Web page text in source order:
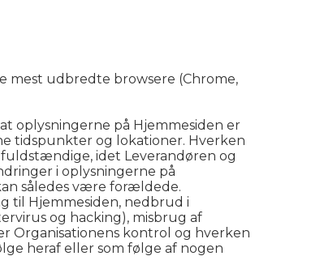
mest udbredte browsere (Chrome,
oplysningerne på Hjemmesiden er
tidspunkter og lokationer. Hverken
idet Leverandøren og
i oplysningerne på
således være forældede.
til Hjemmesiden, nedbrud i
og hacking), misbrug af
Organisationens kontrol og hverken
heraf eller som følge af nogen